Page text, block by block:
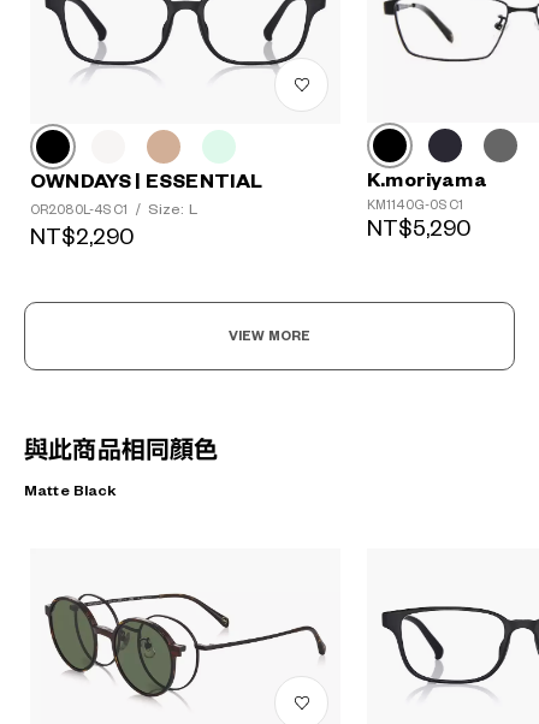
OWNDAYS | ESSENTIAL
OR2080L-4S C1 / Size: L
NT$2,290
K.moriyama
KM1140G-0S C1
NT$5,290
VIEW MORE
與此商品相同顏色
Matte Black